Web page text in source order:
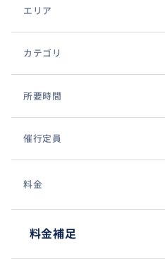
エリア
カテゴリ
所要時間
催行定員
料金
料金補足